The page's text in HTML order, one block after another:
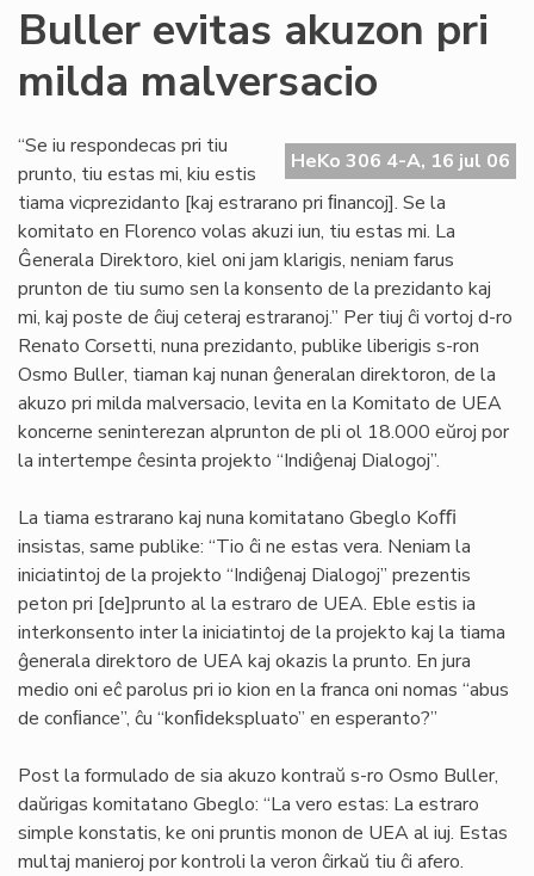
Buller evitas akuzon pri
milda malversacio
HeKo 306 4-A, 16 jul 06
“Se iu respondecas pri tiu
prunto, tiu estas mi, kiu estis
tiama vicprezidanto [kaj estrarano pri ﬁnancoj]. Se la
komitato en Florenco volas akuzi iun, tiu estas mi. La
Ĝenerala Direktoro, kiel oni jam klarigis, neniam farus
prunton de tiu sumo sen la konsento de la prezidanto kaj
mi, kaj poste de ĉiuj ceteraj estraranoj.” Per tiuj ĉi vortoj d-ro
Renato Corsetti, nuna prezidanto, publike liberigis s-ron
Osmo Buller, tiaman kaj nunan ĝeneralan direktoron, de la
akuzo pri milda malversacio, levita en la Komitato de UEA
koncerne seninterezan alprunton de pli ol 18.000 eŭroj por
la intertempe ĉesinta projekto “Indiĝenaj Dialogoj”.
La tiama estrarano kaj nuna komitatano Gbeglo Koﬃ
insistas, same publike: “Tio ĉi ne estas vera. Neniam la
iniciatintoj de la projekto “Indiĝenaj Dialogoj” prezentis
peton pri [de]prunto al la estraro de UEA. Eble estis ia
interkonsento inter la iniciatintoj de la projekto kaj la tiama
ĝenerala direktoro de UEA kaj okazis la prunto. En jura
medio oni eĉ parolus pri io kion en la franca oni nomas “abus
de conﬁance”, ĉu “konﬁdekspluato” en esperanto?”
Post la formulado de sia akuzo kontraŭ s-ro Osmo Buller,
daŭrigas komitatano Gbeglo: “La vero estas: La estraro
simple konstatis, ke oni pruntis monon de UEA al iuj. Estas
multaj manieroj por kontroli la veron ĉirkaŭ tiu ĉi afero.